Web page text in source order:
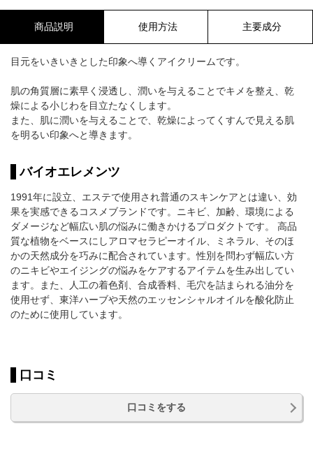
商品説明 使用方法 主要成分
目元をいきいきとした印象へ導くアイクリームです。
肌の角質層に素早く浸透し、潤いを与えることでキメを整え、乾
燥による小じわを目立たなくします。
また、肌に潤いを与えることで、乾燥によってくすんで見える肌
を明るい印象へと導きます。
バイオエレメンツ
1991年に設立、エステで使用され普通のスキンケアとは違い、効
果を実感できるコスメブランドです。ニキビ、加齢、環境による
ダメージなど幅広い肌の悩みに働きかけるプロダクトです。 高品
質な植物をベースにしアロマセラピーオイル、ミネラル、そのほ
かの天然成分を巧みに配合されています。性別を問わず幅広い方
のニキビやエイジングの悩みをケアするアイテムを生み出してい
ます。また、人工の着色剤、合成香料、毛穴を詰まられる油分を
使用せず、東洋ハーブや天然のエッセンシャルオイルを酸化防止
のために使用しています。
口コミ
口コミをする